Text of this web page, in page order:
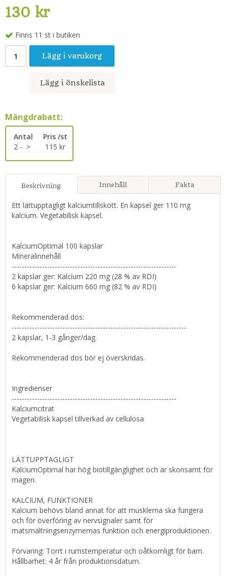
130 kr
Finns 11 st i butiken
Lägg i varukorg
Lägg i önskelista
Mängdrabatt:
Antal
Pris /st
2 - > 115 kr
Beskrivning Innehåll Fakta
Ett lättupptagligt kalciumtillskott. En kapsel ger 110 mg
kalcium. Vegetabilisk kapsel.
KalciumOptimal 100 kapslar
Mineralinnehåll
-----------------------------------------------------------------
2 kapslar ger: Kalcium 220 mg (28 % av RDI)
6 kapslar ger: Kalcium 660 mg (82 % av RDI)
Rekommenderad dos:
---------------------------------------------------------------------
2 kapslar, 1-3 gånger/dag.
Rekommenderad dos bör ej överskridas.
Ingredienser
-----------------------------------------------------------------
Kalciumcitrat
Vegetabilisk kapsel tillverkad av cellulosa
LÄTTUPPTAGLIGT
KalciumOptimal har hög biotillgänglighet och är skonsamt för
magen.
KALCIUM, FUNKTIONER
Kalcium behövs bland annat för att musklerna ska fungera
och för överföring av nervsignaler samt för
matsmältningsenzymernas funktion och energiproduktionen.
Förvaring: Torrt i rumstemperatur och oåtkomligt för barn.
Hållbarhet: 4 år från produktionsdatum.